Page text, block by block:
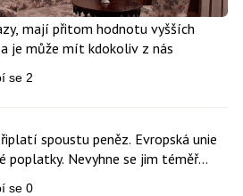
mají přitom hodnotu vyšších
je může mít kdokoliv z nás
spoustu peněz. Evropská unie
poplatky. Nevyhne se jim téměř